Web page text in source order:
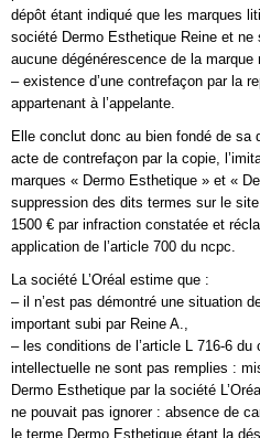
dépôt étant indiqué que les marques
société Dermo Esthetique Reine et ne
aucune dégénérescence de la marque
– existence d’une contrefaçon par la
appartenant à l’appelante.
Elle conclut donc au bien fondé de sa
acte de contrefaçon par la copie,
marques « Dermo Esthetique » et «
suppression des dits termes sur le
1500 € par infraction constatée et
application de l’article 700 du ncpc.
La société L’Oréal estime que :
– il n’est pas démontré une situation
important subi par Reine A.,
– les conditions de l’article L 716-6 du
intellectuelle ne sont pas remplies :
Dermo Esthetique par la société
ne pouvait pas ignorer : absence de
le terme Dermo Esthetique étant la